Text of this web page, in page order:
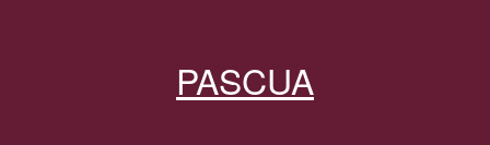
PASCUA